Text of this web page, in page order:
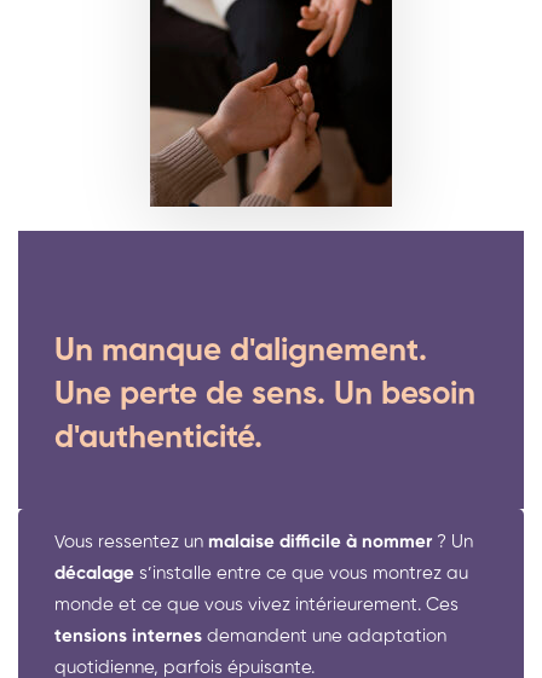
Un manque d'alignement.
Une perte de sens. Un besoin
d'authenticité.
Vous ressentez un malaise difficile à nommer ? Un
décalage s’installe entre ce que vous montrez au
monde et ce que vous vivez intérieurement. Ces
tensions internes demandent une adaptation
quotidienne, parfois épuisante.